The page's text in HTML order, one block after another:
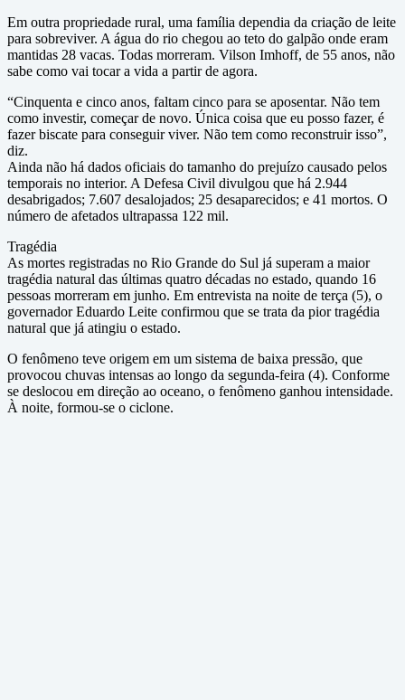
Em outra propriedade rural, uma família dependia da criação de leite
para sobreviver. A água do rio chegou ao teto do galpão onde eram
mantidas 28 vacas. Todas morreram. Vilson Imhoff, de 55 anos, não
sabe como vai tocar a vida a partir de agora.
“Cinquenta e cinco anos, faltam cinco para se aposentar. Não tem
como investir, começar de novo. Única coisa que eu posso fazer, é
fazer biscate para conseguir viver. Não tem como reconstruir isso”,
diz.
Ainda não há dados oficiais do tamanho do prejuízo causado pelos
temporais no interior. A Defesa Civil divulgou que há 2.944
desabrigados; 7.607 desalojados; 25 desaparecidos; e 41 mortos. O
número de afetados ultrapassa 122 mil.
Tragédia
As mortes registradas no Rio Grande do Sul já superam a maior
tragédia natural das últimas quatro décadas no estado, quando 16
pessoas morreram em junho. Em entrevista na noite de terça (5), o
governador Eduardo Leite confirmou que se trata da pior tragédia
natural que já atingiu o estado.
O fenômeno teve origem em um sistema de baixa pressão, que
provocou chuvas intensas ao longo da segunda-feira (4). Conforme
se deslocou em direção ao oceano, o fenômeno ganhou intensidade.
À noite, formou-se o ciclone.